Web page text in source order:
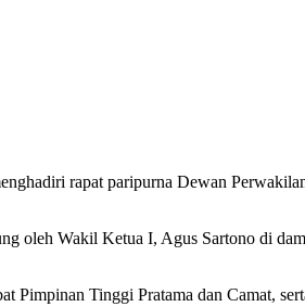
rapat paripurna Dewan
oleh Wakil Ketua I, Agus Sartono di
Pimpinan Tinggi Pratama dan Camat,